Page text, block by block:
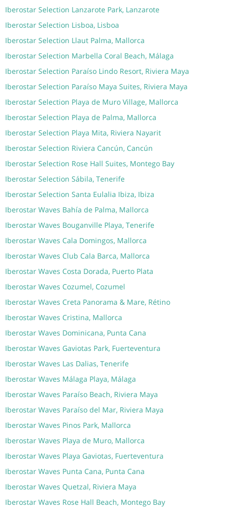
Iberostar Selection Lanzarote Park, Lanzarote
Iberostar Selection Lisboa, Lisboa
Iberostar Selection Llaut Palma, Mallorca
Iberostar Selection Marbella Coral Beach, Málaga
Iberostar Selection Paraíso Lindo Resort, Riviera Maya
Iberostar Selection Paraíso Maya Suites, Riviera Maya
Iberostar Selection Playa de Muro Village, Mallorca
Iberostar Selection Playa de Palma, Mallorca
Iberostar Selection Playa Mita, Riviera Nayarit
Iberostar Selection Riviera Cancún, Cancún
Iberostar Selection Rose Hall Suites, Montego Bay
Iberostar Selection Sábila, Tenerife
Iberostar Selection Santa Eulalia Ibiza, Ibiza
Iberostar Waves Bahía de Palma, Mallorca
Iberostar Waves Bouganville Playa, Tenerife
Iberostar Waves Cala Domingos, Mallorca
Iberostar Waves Club Cala Barca, Mallorca
Iberostar Waves Costa Dorada, Puerto Plata
Iberostar Waves Cozumel, Cozumel
Iberostar Waves Creta Panorama & Mare, Rétino
Iberostar Waves Cristina, Mallorca
Iberostar Waves Dominicana, Punta Cana
Iberostar Waves Gaviotas Park, Fuerteventura
Iberostar Waves Las Dalias, Tenerife
Iberostar Waves Málaga Playa, Málaga
Iberostar Waves Paraíso Beach, Riviera Maya
Iberostar Waves Paraíso del Mar, Riviera Maya
Iberostar Waves Pinos Park, Mallorca
Iberostar Waves Playa de Muro, Mallorca
Iberostar Waves Playa Gaviotas, Fuerteventura
Iberostar Waves Punta Cana, Punta Cana
Iberostar Waves Quetzal, Riviera Maya
Iberostar Waves Rose Hall Beach, Montego Bay